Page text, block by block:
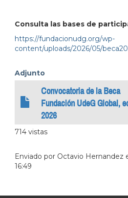
Consulta las bases de
https://fundacionudg.org/wp-
content/uploads/2026/05/
Adjunto
Convocatoria de la Beca
Fundación UdeG Global,
2026
714 vistas
Enviado por Octavio Hernandez
16:49